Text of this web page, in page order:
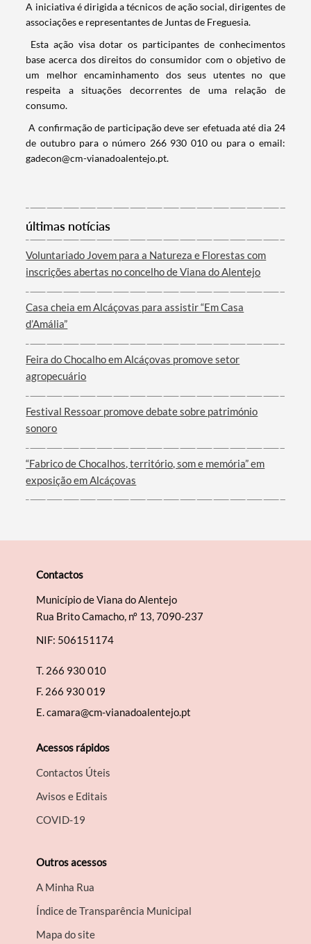
Categorias gerais
Filtros
​​A iniciativa é dirigida a técnicos de ação social, dirigentes de
associações e representantes de Juntas de Freguesia.
Esta ação visa dotar os participantes de conhecimentos
base acerca dos direitos do consumidor com o objetivo de
um melhor encaminhamento dos seus utentes no que
respeita a situações decorrentes de uma relação de
consumo.
A confirmação de participação deve ser efetuada até dia 24
de outubro para o número 266 930 010 ou para o email:
gadecon@cm-vianadoalentejo.pt.
últimas notícias
Voluntariado Jovem para a Natureza e Florestas com
inscrições abertas no concelho de Viana do Alentejo
Casa cheia em Alcáçovas para assistir “Em Casa
d’Amália”
Feira do Chocalho em Alcáçovas promove setor
agropecuário
Festival Ressoar promove debate sobre património
sonoro
“Fabrico de Chocalhos, território, som e memória” em
exposição em Alcáçovas
Contactos
Município de Viana do Alentejo
Rua Brito Camacho, nº 13, 7090-237
NIF: 506151174
T. 266 930 010
F. 266 930 019
E.camara@cm-vianadoalentejo.pt
Acessos rápidos
Contactos Úteis
Avisos e Editais
COVID-19
Outros acessos
A Minha Rua
Índice de Transparência Municipal
Mapa do site